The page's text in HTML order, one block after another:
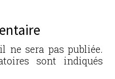
ne sera pas publiée.
sont indiqués